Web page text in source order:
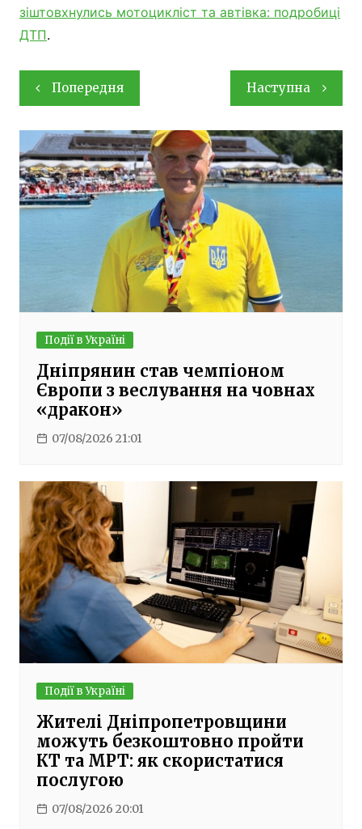
зіштовхнулись мотоцикліст та автівка: подробиці
ДТП.
Навігація
записів
Попередня Наступна
Події в Україні
Дніпрянин став чемпіоном
Європи з веслування на човнах
«дракон»
07/08/2026 21:01
Події в Україні
Жителі Дніпропетровщини
можуть безкоштовно пройти
КТ та МРТ: як скористатися
послугою
07/08/2026 20:01